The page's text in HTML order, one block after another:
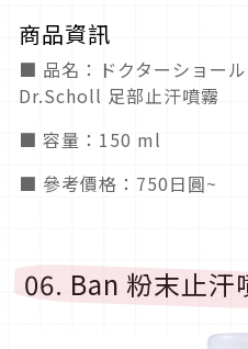
商品資訊
■ 品名：ドクターショー
Dr.Scholl 足部止汗噴霧
■ 容量：150 ml
■ 參考價格：750日圓~
06. Ban 粉末止汗